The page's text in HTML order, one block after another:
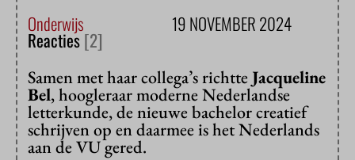
Onderwijs 19 NOVEMBER 2024
Reacties[2]
Samen met haar collega’s richtte Jacqueline
Bel, hoogleraar moderne Nederlandse
letterkunde, de nieuwe bachelor creatief
schrijven op en daarmee is het Nederlands
aan de VU gered.